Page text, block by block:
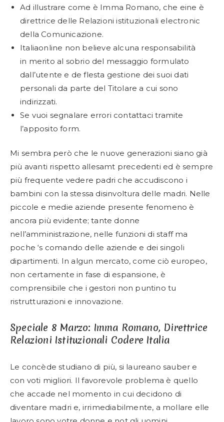
Ad illustrare come è Imma Romano, che eine è
direttrice delle Relazioni istituzionali electronic
della Comunicazione.
Italiaonline non believe alcuna responsabilità
in merito al sobrio del messaggio formulato
dall’utente e de flesta gestione dei suoi dati
personali da parte del Titolare a cui sono
indirizzati.
Se vuoi segnalare errori contattaci tramite
l’apposito form.
Mi sembra però che le nuove generazioni siano già
più avanti rispetto allesamt precedenti ed è sempre
più frequente vedere padri che accudiscono i
bambini con la stessa disinvoltura delle madri. Nelle
piccole e medie aziende presente fenomeno è
ancora più evidente; tante donne
nell’amministrazione, nelle funzioni di staff ma
poche ‘s comando delle aziende e dei singoli
dipartimenti. In algun mercato, come ciò europeo,
non certamente in fase di espansione, è
comprensibile che i gestori non puntino tu
ristrutturazioni e innovazione.
Speciale 8 Marzo: Imma Romano, Direttrice
Relazioni Istituzionali Codere Italia
Le concède studiano di più, si laureano sauber e
con voti migliori. Il favorevole problema è quello
che accade nel momento in cui decidono di
diventare madri e, irrimediabilmente, a mollare elle